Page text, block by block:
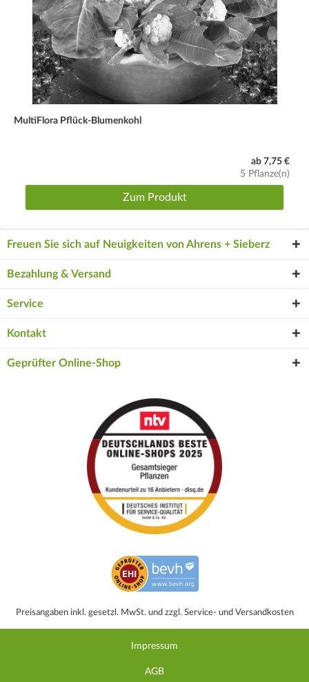
MultiFlora Pflück-Blumenkohl
ab 7,75 €
5 Pflanze(n)
Zum Produkt
Freuen Sie sich auf Neuigkeiten von Ahrens + Sieberz
Bezahlung & Versand
Service
Kontakt
Geprüfter Online-Shop
Preisangaben inkl. gesetzl. MwSt. und zzgl. Service- und Versandkosten
Impressum
AGB